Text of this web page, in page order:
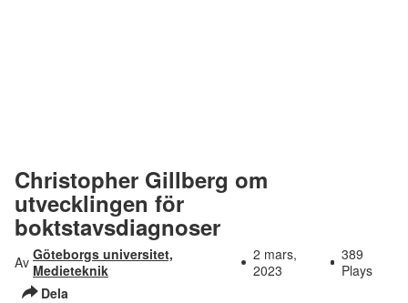
Christopher Gillberg om
utvecklingen för
boktstavsdiagnoser
Av Göteborgs universitet,
Medieteknik
2 mars,
2023
389
Plays
Dela